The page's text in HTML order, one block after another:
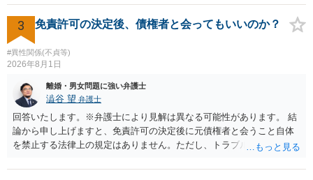
か。 ⇒判決となり敗訴してしまった場合は、強制執行により不動産等
の財産を差し押さえられ、そこから債権回収が図られることになりま
すが、 和解であれば柔軟な解決が可能ですので、その場合は分割払
いにより支払うことも十分可能です。 ⑤ このような事情であれば、私
は120万円のみ和解交渉を続けるべきでしょうか。 ⇒ご相談者様の認
れるため、 120万円のみについて交渉を続けることがベターかと存じ
ます。
には、追加着手金や日当、実費が発生することもあります。 もっと
も、証拠が十分にあるか、相手方の住所・勤務先が分かるか、慰謝料
額、離婚の有無、交渉で終わるか訴訟まで見込むかによって、費用は
変わり得ます。依頼前に、交渉だけの場合、訴訟になった場合、回収
できなかった場合の費用を確認しておくとよいでしょう。 弁護士選び
通しを過度に楽観的に言い過ぎないか、質問に具体的に答えてくれる
か、連絡方法（メール、電話、弁護士直接か事務局員を介するかな
ど）や対応スピードが合うかを確認するとよいと思います。いずれに
しましても、弁護士への相談・依頼にあたっては、証拠資料、夫と相
手方の関係、相手方の氏名・住所等、夫婦関係への影響、離婚予定の
3 免責許可の決定後、債権者と会ってもいいのか？
#異性関係(不貞等)
2026年8月1日
離婚・男女問題に強い弁護士
澁谷 望 弁護士
回答いたします。※弁護士により見解は異なる可能性があります。 結
論から申し上げますと、免責許可の決定後に元債権者と会うこと自体
を禁止する法律上の規定はありません。ただし、トラブル防止の観点
ントは以下の通りです。 ・金銭のやり取りや返済の約束は絶対にしな